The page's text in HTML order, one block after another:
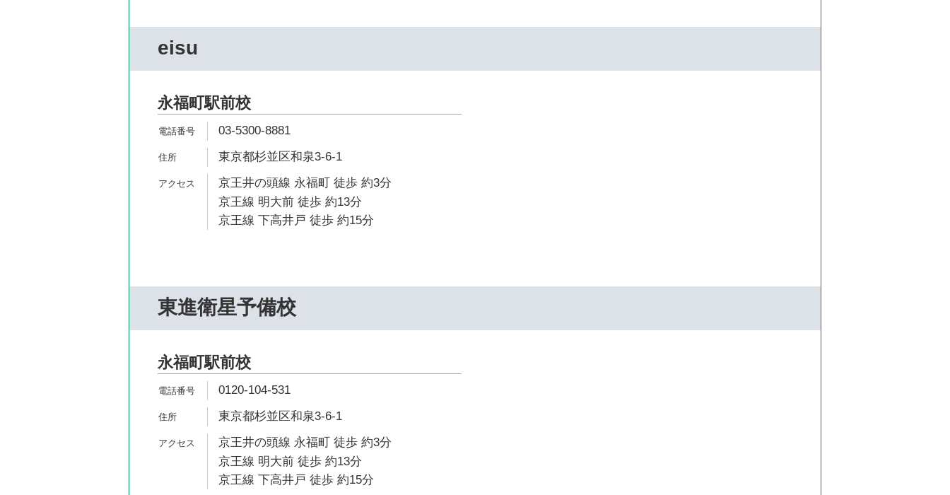
eisu
永福町駅前校
03-5300-8881
東京都杉並区和泉3-6-1
京王井の頭線 永福町 徒歩 約3分
京王線 明大前 徒歩 約13分
京王線 下高井戸 徒歩 約15分
東進衛星予備校
永福町駅前校
0120-104-531
東京都杉並区和泉3-6-1
京王井の頭線 永福町 徒歩 約3分
京王線 明大前 徒歩 約13分
京王線 下高井戸 徒歩 約15分